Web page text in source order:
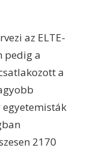
az ELTE-
pedig a
a
2170